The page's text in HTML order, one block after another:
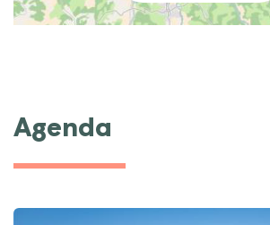
Agenda